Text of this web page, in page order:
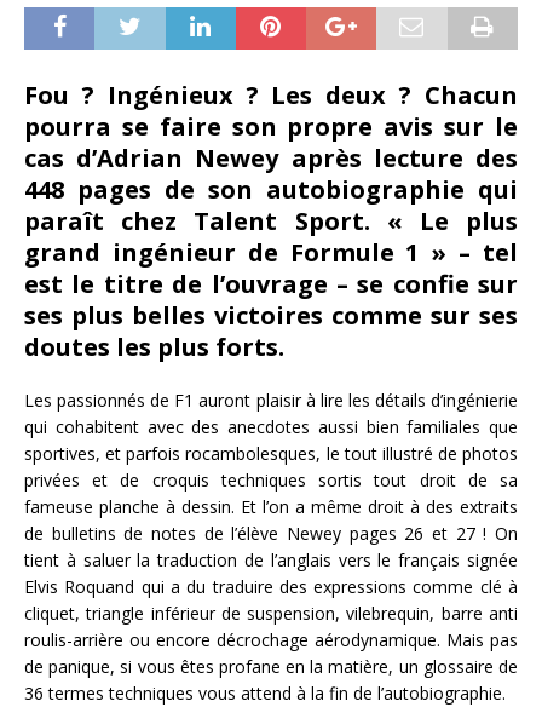
Fou ? Ingénieux ? Les deux ? Chacun
pourra se faire son propre avis sur le
cas d’Adrian Newey après lecture des
448 pages de son autobiographie qui
paraît chez Talent Sport. « Le plus
grand ingénieur de Formule 1 » – tel
est le titre de l’ouvrage – se confie sur
ses plus belles victoires comme sur ses
doutes les plus forts.
Les passionnés de F1 auront plaisir à lire les détails d’ingénierie
qui cohabitent avec des anecdotes aussi bien familiales que
sportives, et parfois rocambolesques, le tout illustré de photos
privées et de croquis techniques sortis tout droit de sa
fameuse planche à dessin. Et l’on a même droit à des extraits
de bulletins de notes de l’élève Newey pages 26 et 27 ! On
tient à saluer la traduction de l’anglais vers le français signée
Elvis Roquand qui a du traduire des expressions comme clé à
cliquet, triangle inférieur de suspension, vilebrequin, barre anti
roulis-arrière ou encore décrochage aérodynamique. Mais pas
de panique, si vous êtes profane en la matière, un glossaire de
36 termes techniques vous attend à la fin de l’autobiographie.